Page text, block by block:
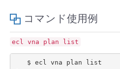
- クラウド / サーバー
- Flexible InterConnect
コマンド使用例
ecl vna plan list
   $ ecl vna plan list